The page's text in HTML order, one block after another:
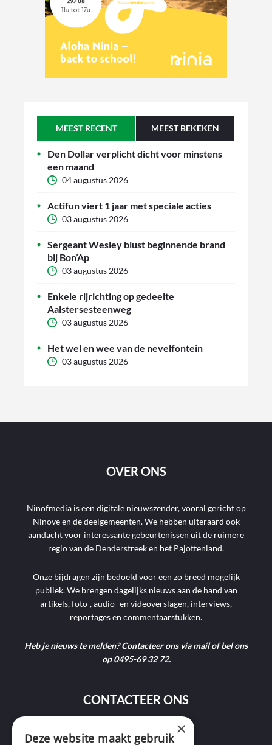
MEEST RECENT MEEST BEKEKEN
Den Dollar verplicht dicht voor minstens
een maand
04 augustus 2026
Actifun viert 1 jaar met speciale acties
03 augustus 2026
Sergeant Wesley blust beginnende brand
bij Bon’Ap
03 augustus 2026
Enkele rijrichting op gedeelte
Aalstersesteenweg
03 augustus 2026
Het wel en wee van de nevelfontein
03 augustus 2026
OVER ONS
Ninofmedia is een digitale nieuwszender, vooral gericht op
Ninove en de deelgemeenten. We hebben uiteraard ook
aandacht voor interessante gebeurtenissen uit de ruimere
regio van de Denderstreek en het Pajottenland.
Onze bijdragen zijn bedoeld voor een zo breed mogelijk
publiek. We brengen dagelijks nieuws aan de hand van
artikels, foto-, audio- en videoverslagen, interviews,
reportages en commentaarstukken.
Heb je nieuws te melden? Contacteer ons via mail of bel ons
op 0495-69 32 72.
CONTACTEER ONS
9400 Ninove ×
Deze website maakt gebruik